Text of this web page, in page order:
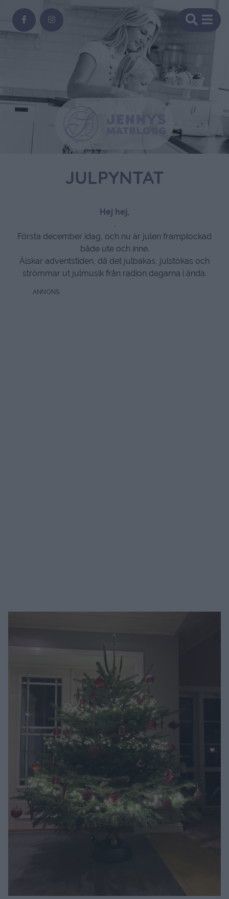
JULPYNTAT
Hej hej,
.
Första december idag, och nu är julen framplockad
både ute och inne.
Älskar adventstiden, då det julbakas, julstökas och
strömmar ut julmusik från radion dagarna i ända.